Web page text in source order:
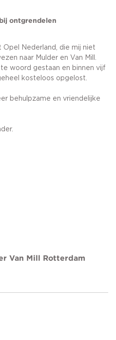
ontgrendelen
Nederland, die mij niet
naar Mulder en Van Mill.
woord gestaan en binnen vijf
kosteloos opgelost.
behulpzame en vriendelijke
Van Mill Rotterdam